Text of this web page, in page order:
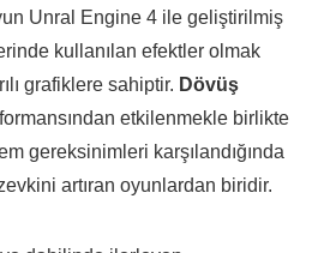
Unral Engine 4 ile geliştirilmiş
kullanılan efektler olmak
grafiklere sahiptir. Dövüş
etkilenmekle birlikte
gereksinimleri karşılandığında
artıran oyunlardan biridir.